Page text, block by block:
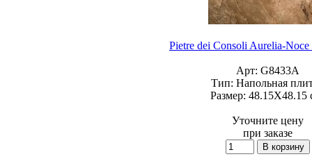
Pietre dei Consoli Aurelia-
Арт: G8433A
Тип: Напольная
Размер: 48.15X48.15
Уточните цену
при заказе